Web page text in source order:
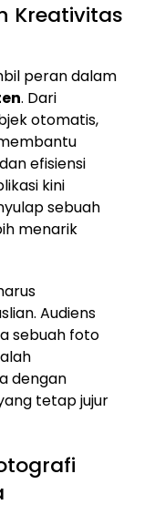
Kreativitas
peran dalam
. Dari
otomatis,
efisiensi
kini
sebuah
menarik
Audiens
sebuah foto
dengan
tetap jujur